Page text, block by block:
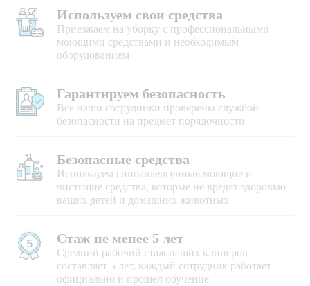
Используем свои средства
Приезжаем на уборку с профессиональными
моющими средствами и необходимым
оборудованием
Гарантируем безопасность
Все наши сотрудники проверены службой
безопасности на предмет порядочности
Безопасные средства
Используем гипоаллергенные моющие и
чистящие средства, которые не вредят здоровью
ваших детей и домашних животных
Стаж не менее 5 лет
Средний рабочий стаж наших клинеров
составляет 5 лет, каждый сотрудник работает
официально и прошел обучение